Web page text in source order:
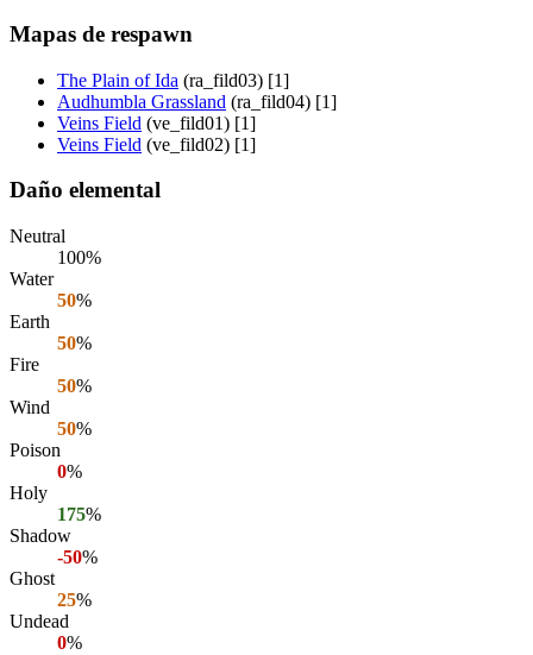
Mapas de respawn
The Plain of Ida (ra_fild03) [1]
Audhumbla Grassland (ra_fild04) [1]
Veins Field (ve_fild01) [1]
Veins Field (ve_fild02) [1]
Daño elemental
Neutral
100%
Water
50%
Earth
50%
Fire
50%
Wind
50%
Poison
0%
Holy
175%
Shadow
-50%
Ghost
25%
Undead
0%